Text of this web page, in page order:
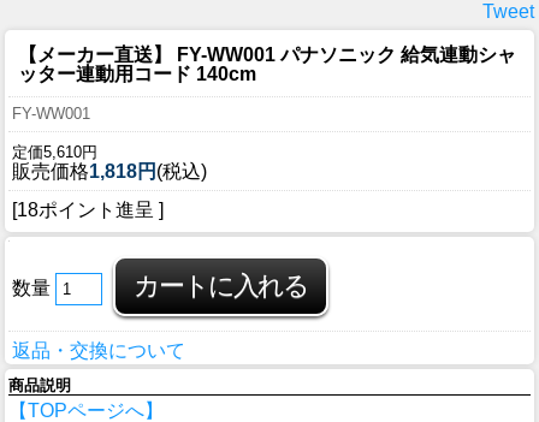
Tweet
【メーカー直送】 FY-WW001 パナソニック 給気連動シャ
ッター連動用コード 140cm
FY-WW001
定価5,610円
販売価格1,818円 (税込)
[18ポイント進呈 ]
数量
返品・交換について
商品説明
【TOPページへ】